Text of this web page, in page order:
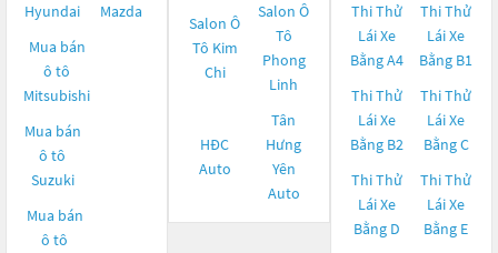
Hyundai
Mazda
Mua bán
ô tô
Mitsubishi
Mua bán
ô tô
Suzuki
Mua bán
ô tô
Salon Ô
Tô Kim
Chi
Salon Ô
Tô
Phong
Linh
HĐC
Auto
Tân
Hưng
Yên
Auto
Thi Thử
Lái Xe
Bằng A4
Thi Thử
Lái Xe
Bằng B1
Thi Thử
Lái Xe
Bằng B2
Thi Thử
Lái Xe
Bằng C
Thi Thử
Lái Xe
Bằng D
Thi Thử
Lái Xe
Bằng E